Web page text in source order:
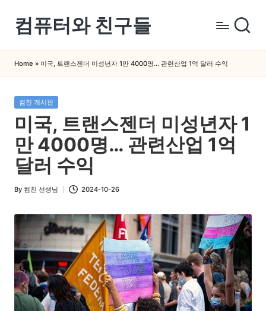
Skip
content
컴퓨터와 친구들
퓨
터
스
마
트
폰
을
쉽
배
우
는
곳
Home » 미국, 트랜스젠더 미성년자 1만 4000명… 관련산업 1억 달러 수익
Posted
in
컴친 게시판
미국, 트랜스젠더 미성년자 1
만 4000명… 관련산업 1억
달러 수익
Posted
By 컴친 선생님 2024-10-26